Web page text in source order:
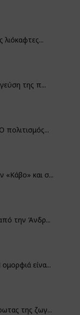
λιόκαφτες...
της π...
πολιτισμός...
«Κάβο» και σ...
την Άνδρ...
είνα...
της ζωγ...